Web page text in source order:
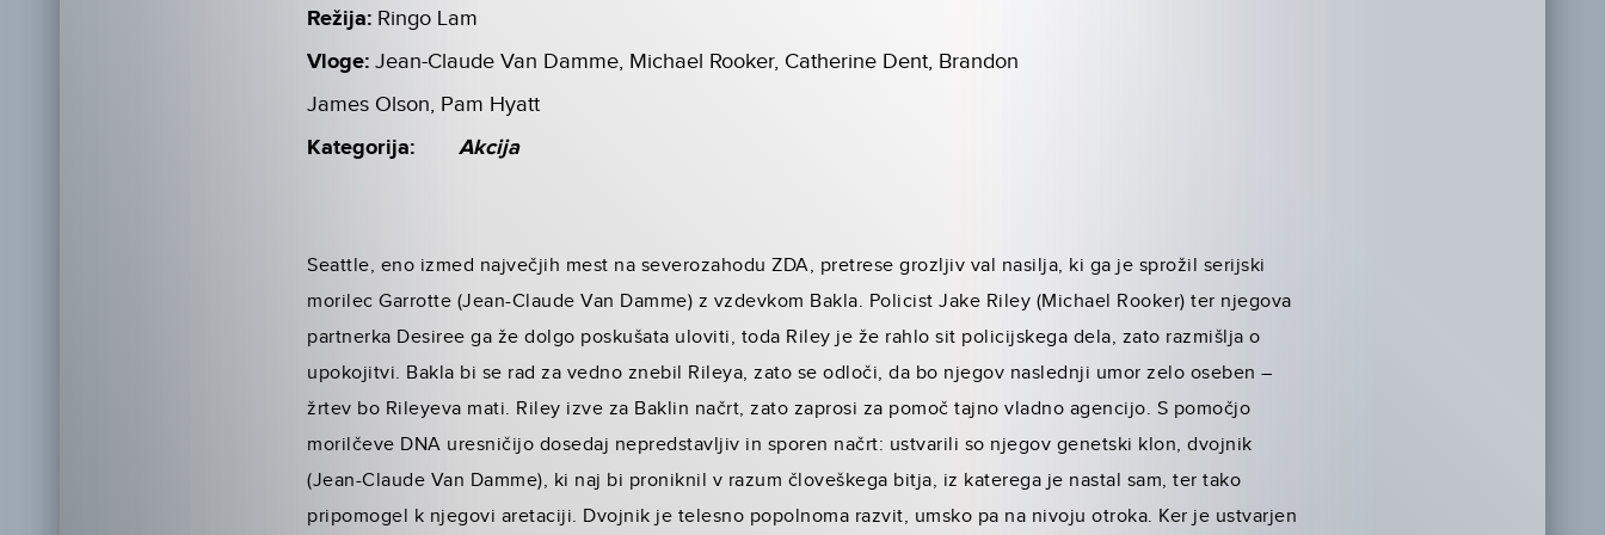
Režija: Ringo Lam
Vloge: Jean-Claude Van Damme, Michael Rooker, Catherine Dent, Brandon
James Olson, Pam Hyatt
Kategorija: Akcija
Seattle, eno izmed največjih mest na severozahodu ZDA, pretrese grozljiv val nasilja, ki ga je sprožil serijski
morilec Garrotte (Jean-Claude Van Damme) z vzdevkom Bakla. Policist Jake Riley (Michael Rooker) ter njegova
partnerka Desiree ga že dolgo poskušata uloviti, toda Riley je že rahlo sit policijskega dela, zato razmišlja o
upokojitvi. Bakla bi se rad za vedno znebil Rileya, zato se odloči, da bo njegov naslednji umor zelo oseben –
žrtev bo Rileyeva mati. Riley izve za Baklin načrt, zato zaprosi za pomoč tajno vladno agencijo. S pomočjo
morilčeve DNA uresničijo dosedaj nepredstavljiv in sporen načrt: ustvarili so njegov genetski klon, dvojnik
(Jean-Claude Van Damme), ki naj bi proniknil v razum človeškega bitja, iz katerega je nastal sam, ter tako
pripomogel k njegovi aretaciji. Dvojnik je telesno popolnoma razvit, umsko pa na nivoju otroka. Ker je ustvarjen